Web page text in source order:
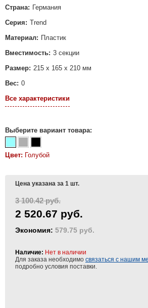
Страна: Германия
Серия: Trend
Материал: Пластик
Вместимость: 3 секции
Размер: 215 х 165 х 210 мм
Вес: 0
Все характеристики
Выберите вариант товара:
Цвет: Голубой
Цена указана за 1 шт.
3 100.42 руб.
2 520.67 руб.
Экономия: 579.75 руб.
Наличие: Нет в наличии
Для заказа необходимо связаться с нашим
подробно условия поставки.